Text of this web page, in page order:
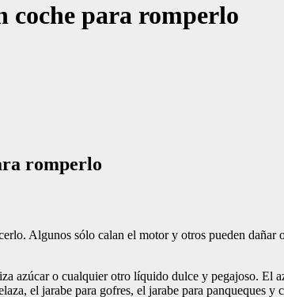
coche para romperlo
romperlo
Algunos sólo calan el motor y otros pueden
azúcar o cualquier otro líquido dulce y pegajoso. El
el jarabe para gofres, el jarabe para panqueques